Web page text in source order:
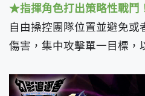
★指揮角色打出策略性戰鬥
自由操控團隊位置並避免
傷害，集中攻擊單一目標，